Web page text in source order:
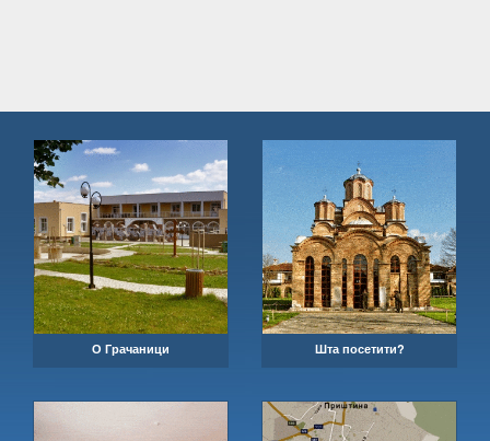
О Грачаници Шта посетити?